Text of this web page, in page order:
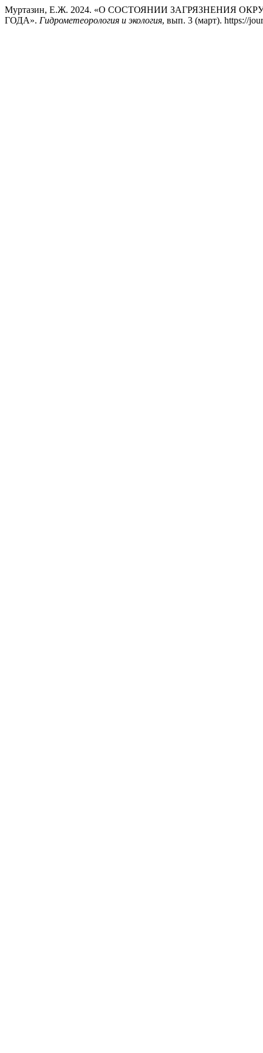
Муртазин, Е.Ж. 2024. «О СОСТОЯНИИ ЗАГРЯЗНЕНИЯ
ГОДА». Гидрометеорология и экология, вып. 3 (март). https://